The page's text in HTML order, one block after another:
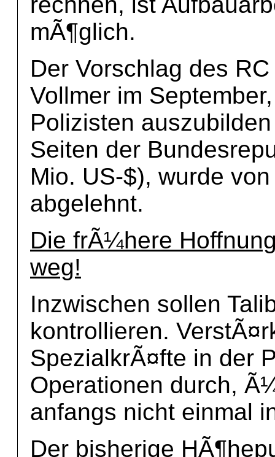
mÃ¶glich.
Der Vorschlag des
Vollmer im
Polizisten
Seiten der
Mio. US-$), wurde
abgelehnt.
Die frÃ¼here
weg!
Inzwischen sollen
kontrollieren.
SpezialkrÃ¤fte in der
Operationen durch,
anfangs nicht einmal
Der bisherige